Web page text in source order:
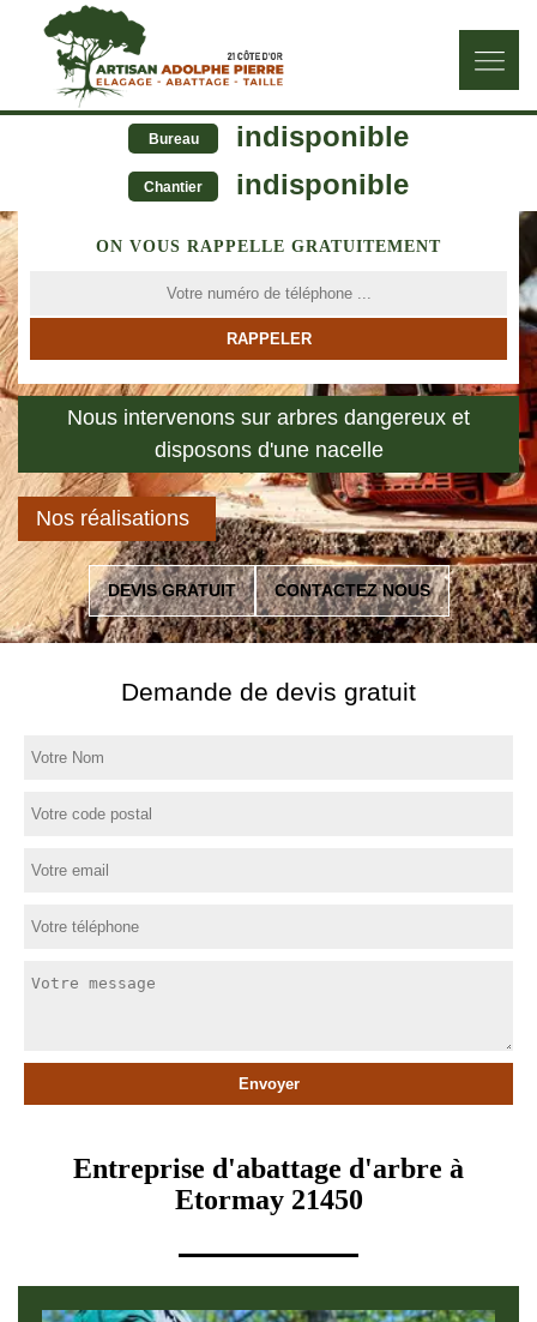
Bureau indisponible
Chantier indisponible
ON VOUS RAPPELLE GRATUITEMENT
Nous intervenons sur arbres dangereux et
disposons d'une nacelle
Nos réalisations
DEVIS GRATUIT CONTACTEZ NOUS
Demande de devis gratuit
Entreprise d'abattage d'arbre à
Etormay 21450